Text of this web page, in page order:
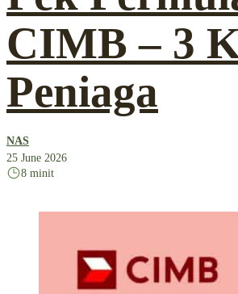
CIMB – 3
Peniaga
NAS
25 June 2026
8 minit